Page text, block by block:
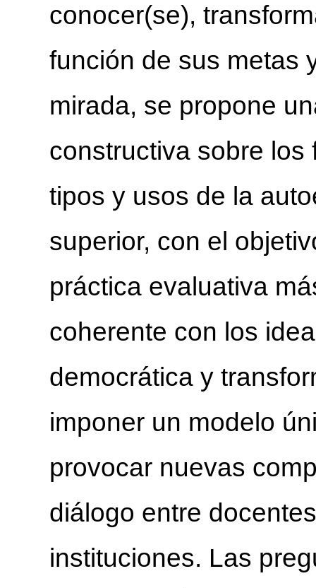
conocer(se),
función de sus metas
mirada, se propone
constructiva sobre
tipos y usos de la
superior, con el
práctica evaluativa
coherente con los
democrática y
imponer un modelo
provocar nuevas
diálogo entre
instituciones. Las